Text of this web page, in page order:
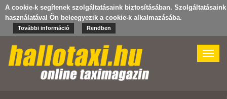
A cookie-k segítenek szolgáltatásaink biztosításában. Szolgáltatásaink
használatával Ön beleegyezik a cookie-k alkalmazásába.
További információ Rendben
Toggle